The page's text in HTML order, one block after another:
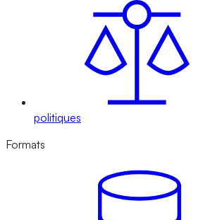
politiques
Formats